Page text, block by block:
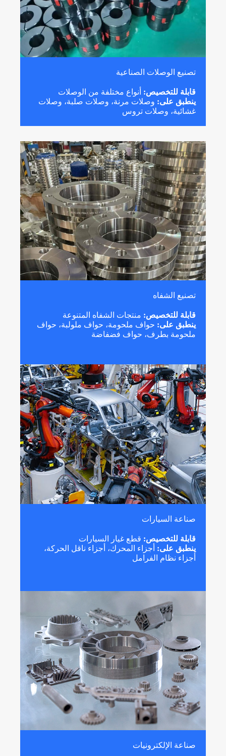
تصنيع الوصلات الصناعية
قابلة للتخصيص: أنواع مختلفة من الوصلات
ينطبق على: وصلات مرنة، وصلات صلبة، وصلات
غشائية، وصلات تروس
تصنيع الشفاه
قابلة للتخصيص: منتجات الشفاه المتنوعة
ينطبق على: حواف ملحومة، حواف ملولبة، حواف
ملحومة بطرف، حواف فضفاضة
صناعة السيارات
قابلة للتخصيص: قطع غيار السيارات
ينطبق على: أجزاء المحرك، أجزاء ناقل الحركة،
أجزاء نظام الفرامل
صناعة الإلكترونيات